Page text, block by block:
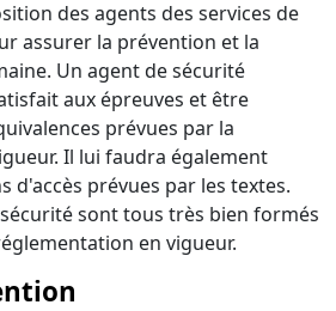
des agents des services de
assurer la prévention et la
Un agent de sécurité
aux épreuves et être
prévues par la
Il lui faudra également
d'accès prévues par les textes.
sont tous très bien formés
en vigueur.